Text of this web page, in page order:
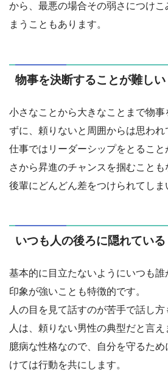
から、最悪の場合その弱さにつけ
まうこともあります。
物事を決断することが難しい
小さなことから大きなことまで物事
ずに、頼りないと周囲からは思われ
仕事ではリーダーシップをとるこ
さから昇進のチャンスを掴むこと
後輩にどんどん差をつけられてしま
いつも人の後ろに隠れている
基本的に目立たないようにいつも
印象が強いことも特徴的です。
人の目を見て話すのが苦手で話し
人は、頼りない男性の典型だと言え
臆病な性格なので、自分を守るた
けては行動を共にします。